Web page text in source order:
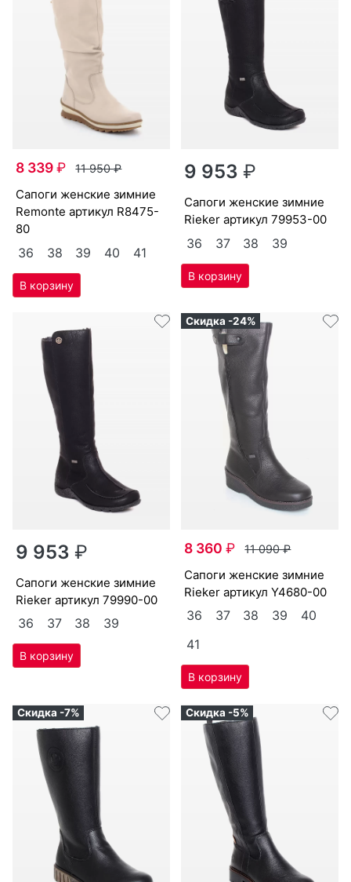
8 339₽ 11 950₽
са­поги женс­кие зим­ние
Re­mon­te артикул R8475-
80
36 38 39 40 41
9 953₽
са­поги женс­кие зим­ние
Ri­eker артикул79953-00
36 37 38 39
9 953₽
са­поги женс­кие зим­ние
Ri­eker артикул79990-00
36 37 38 39
Скидка -24%
8 360₽ 11 090₽
са­поги женс­кие зим­ние
Ri­eker артикулY4680-00
36 37 38 39
40
41
Скидка -7% Скидка -5%